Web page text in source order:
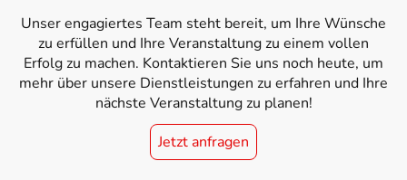
Unser engagiertes Team steht bereit, um Ihre Wünsche
zu erfüllen und Ihre Veranstaltung zu einem vollen
Erfolg zu machen. Kontaktieren Sie uns noch heute, um
mehr über unsere Dienstleistungen zu erfahren und Ihre
nächste Veranstaltung zu planen!
Jetzt anfragen